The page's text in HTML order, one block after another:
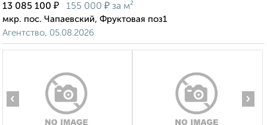
13 085 100 ₽ 155 000 ₽ за м²
мкр. пос. Чапаевский, Фруктовая поз1
Агентство, 05.08.2026
‹ ›